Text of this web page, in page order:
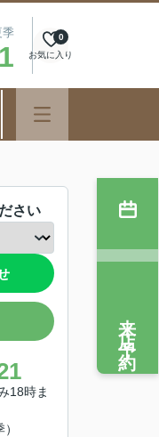
お気に入り
0
さい
18時ま
来店予約